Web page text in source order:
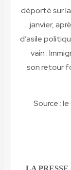
déporté
janvier,
d’asile
vain :
son
Source
LA